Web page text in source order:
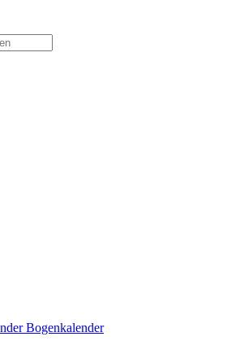
Bogenkalender